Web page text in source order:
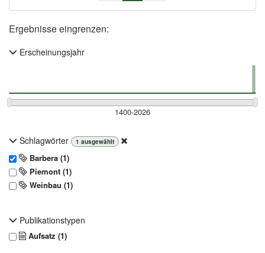
Ergebnisse eingrenzen:
Erscheinungsjahr
Schlagwörter 1 ausgewählt
Barbera (1)
Piemont (1)
Weinbau (1)
Publikationstypen
Aufsatz (1)